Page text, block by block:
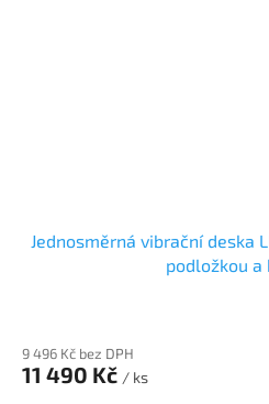
Jednosměrná vibrační deska
podložkou a
9 496 Kč bez DPH
11 490 Kč / ks